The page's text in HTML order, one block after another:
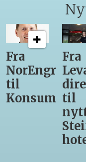
12
lærlinger
får
være
Servering
Fra
til